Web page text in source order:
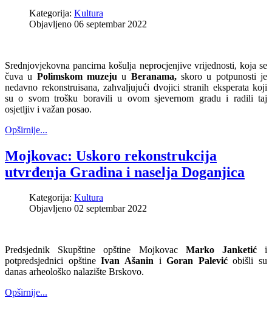
Kategorija: Kultura
Objavljeno 06 septembar 2022
Srednjovjekovna pancirna košulja neprocjenjive vrijednosti, koja se
čuva u Polimskom muzeju u Beranama,skoro u potpunosti je
nedavno rekonstruisana, zahvaljujući dvojici stranih eksperata koji
su o svom trošku boravili u ovom sjevernom gradu i radili taj
osjetljiv i važan posao.
Opširnije...
Mojkovac: Uskoro rekonstrukcija
utvrđenja Gradina i naselja Doganjica
Kategorija: Kultura
Objavljeno 02 septembar 2022
Predsjednik Skupštine opštine Mojkovac Marko Janketići
potpredsjednici opštineIvan AšaniniGoran Palevićobišli su
danas arheološko nalazište Brskovo.
Opširnije...